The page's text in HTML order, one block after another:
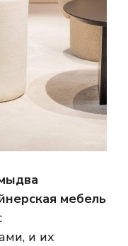
мебель
и их